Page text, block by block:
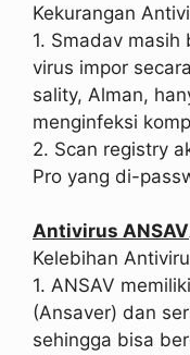
Kekurangan
1. Smadav
virus impor
sality, Alman,
menginfeksi
2. Scan registry
Pro yang di-
Antivirus ANSAV
Kelebihan
1. ANSAV
(Ansaver) dan
sehingga bisa